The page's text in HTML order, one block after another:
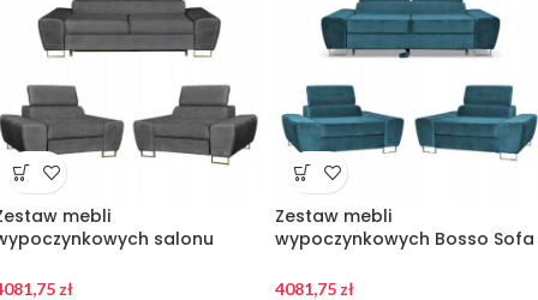
mebli
salonu
Meble
zł
Zestaw mebli
wypoczynkowych Bosso Sofa
Meble
4081,75 zł